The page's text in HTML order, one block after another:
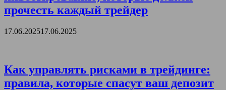
прочесть каждый трейдер
17.06.202517.06.2025
Как управлять рисками в трейдинге:
правила, которые спасут ваш депозит